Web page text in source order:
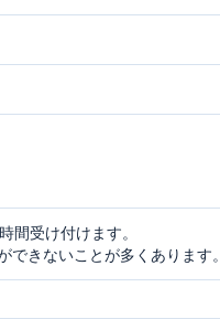
間受け付けます。
きないことが多くあります。